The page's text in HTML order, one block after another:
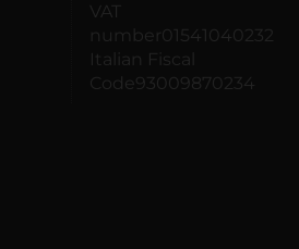
VAT
number01541040232
Italian Fiscal
Code93009870234